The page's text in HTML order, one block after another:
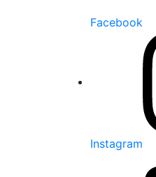
Facebook
Instagram